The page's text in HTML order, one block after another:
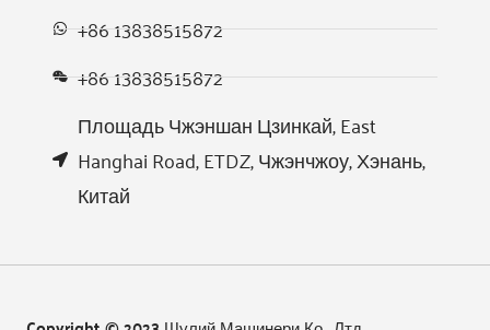
+86 13838515872
+86 13838515872
Площадь Чжэншан Цзинкай, East
Hanghai Road, ETDZ, Чжэнчжоу, Хэнань,
Китай